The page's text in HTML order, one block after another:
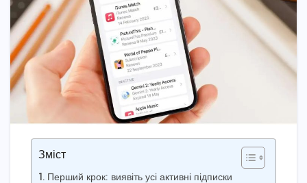
Зміст
Перший крок: виявіть усі активні підписки